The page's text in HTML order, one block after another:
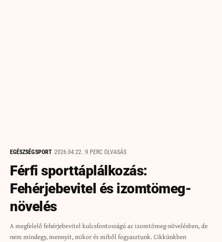
EGÉSZSÉGSPORT 2026.04.22. 9 PERC OLVASÁS
Férfi sporttáplálkozás:
Fehérjebevitel és izomtömeg-
növelés
A megfelelő fehérjebevitel kulcsfontosságú az izomtömeg-növelésben, de
nem mindegy, mennyit, mikor és miből fogyasztunk. Cikkünkben